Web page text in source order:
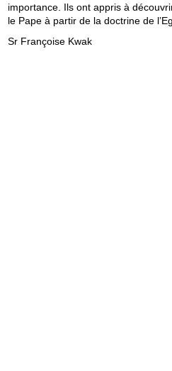
importance. Ils ont appris à
le Pape à partir de la doctrine de
Sr Françoise Kwak